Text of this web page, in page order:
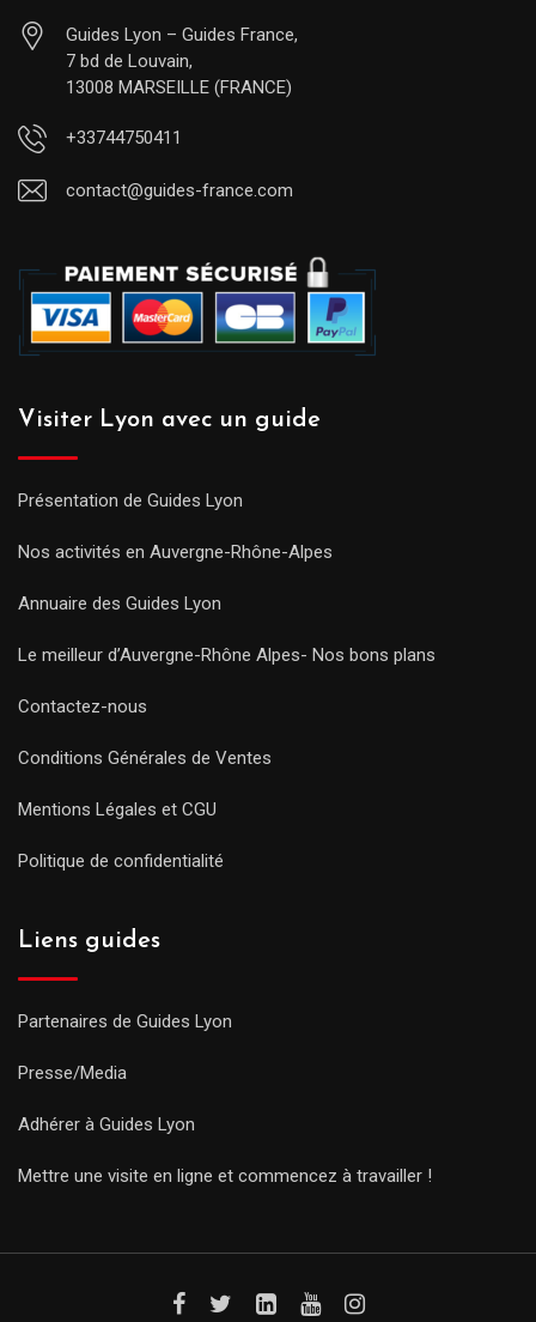
Guides Lyon – Guides France,
7 bd de Louvain,
13008 MARSEILLE (FRANCE)
+33744750411
contact@guides-france.com
Visiter Lyon avec un guide
Présentation de Guides Lyon
Nos activités en Auvergne-Rhône-Alpes
Annuaire des Guides Lyon
Le meilleur d’Auvergne-Rhône Alpes- Nos bons plans
Contactez-nous
Conditions Générales de Ventes
Mentions Légales et CGU
Politique de confidentialité
Liens guides
Partenaires de Guides Lyon
Presse/Media
Adhérer à Guides Lyon
Mettre une visite en ligne et commencez à travailler !